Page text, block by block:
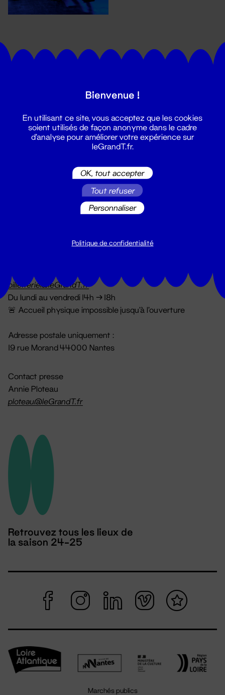
Grand T :
billetterie@leGrandT.fr
Du lundi au vendredi 14h → 18h
🚨 Accueil physique impossible jusqu'à l'ouverture
Adresse postale uniquement :
19 rue Morand 44000 Nantes
Contact presse
Annie Ploteau
ploteau@leGrandT.fr
Retrouvez tous les lieux de
la saison 24-25
Marchés publics
Bienvenue !
En utilisant ce site, vous acceptez que les cookies
soient utilisés de façon anonyme dans le cadre
d'analyse pour améliorer votre expérience sur
leGrandT.fr.
OK, tout accepter
Tout refuser
Personnaliser
Politique de confidentialité